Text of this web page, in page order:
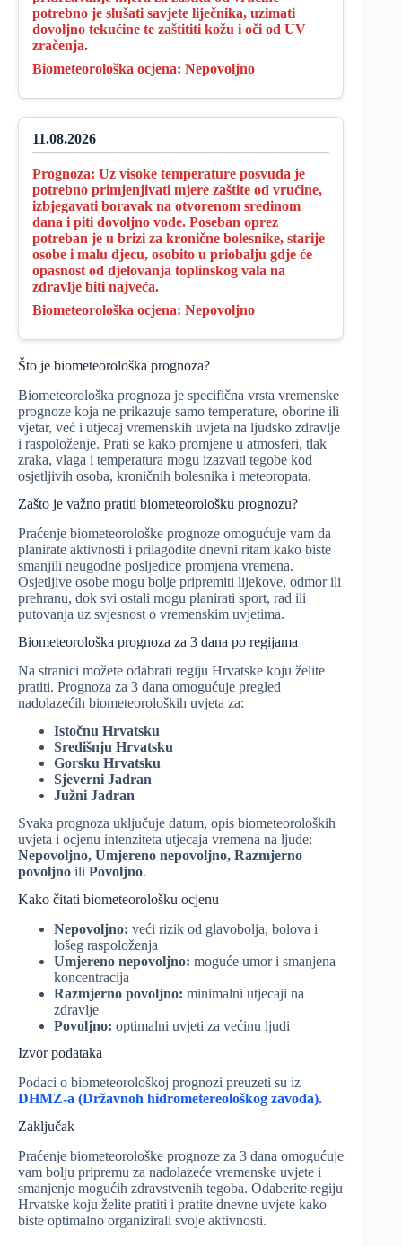
potrebno je slušati savjete liječnika, uzimati
dovoljno tekućine te zaštititi kožu i oči od UV
zračenja.
Biometeorološka ocjena: Nepovoljno
11.08.2026
Prognoza: Uz visoke temperature posvuda je
potrebno primjenjivati mjere zaštite od vrućine,
izbjegavati boravak na otvorenom sredinom
dana i piti dovoljno vode. Poseban oprez
potreban je u brizi za kronične bolesnike, starije
osobe i malu djecu, osobito u priobalju gdje će
opasnost od djelovanja toplinskog vala na
zdravlje biti najveća.
Biometeorološka ocjena: Nepovoljno
Što je biometeorološka prognoza?
Biometeorološka prognoza je specifična vrsta vremenske
prognoze koja ne prikazuje samo temperature, oborine ili
vjetar, već i utjecaj vremenskih uvjeta na ljudsko zdravlje
i raspoloženje. Prati se kako promjene u atmosferi, tlak
zraka, vlaga i temperatura mogu izazvati tegobe kod
osjetljivih osoba, kroničnih bolesnika i meteoropata.
Zašto je važno pratiti biometeorološku prognozu?
Praćenje biometeorološke prognoze omogućuje vam da
planirate aktivnosti i prilagodite dnevni ritam kako biste
smanjili neugodne posljedice promjena vremena.
Osjetljive osobe mogu bolje pripremiti lijekove, odmor ili
prehranu, dok svi ostali mogu planirati sport, rad ili
putovanja uz svjesnost o vremenskim uvjetima.
Biometeorološka prognoza za 3 dana po regijama
Na stranici možete odabrati regiju Hrvatske koju želite
pratiti. Prognoza za 3 dana omogućuje pregled
nadolazećih biometeoroloških uvjeta za:
Istočnu Hrvatsku
Središnju Hrvatsku
Gorsku Hrvatsku
Sjeverni Jadran
Južni Jadran
Svaka prognoza uključuje datum, opis biometeoroloških
uvjeta i ocjenu intenziteta utjecaja vremena na ljude:
Nepovoljno, Umjereno nepovoljno, Razmjerno
povoljno ili Povoljno.
Kako čitati biometeorološku ocjenu
Nepovoljno: veći rizik od glavobolja, bolova i
lošeg raspoloženja
Umjereno nepovoljno: moguće umor i smanjena
koncentracija
Razmjerno povoljno: minimalni utjecaji na
zdravlje
Povoljno: optimalni uvjeti za većinu ljudi
Izvor podataka
Podaci o biometeorološkoj prognozi preuzeti su iz
DHMZ-a (Državnoh hidrometereološkog zavoda).
Zaključak
Praćenje biometeorološke prognoze za 3 dana omogućuje
vam bolju pripremu za nadolazeće vremenske uvjete i
smanjenje mogućih zdravstvenih tegoba. Odaberite regiju
Hrvatske koju želite pratiti i pratite dnevne uvjete kako
biste optimalno organizirali svoje aktivnosti.